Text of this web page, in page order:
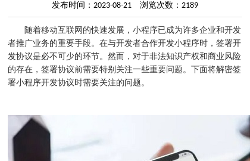
发布时间：2023-08-21 浏览次数：2189
随着移动互联网的快速发展，小程序已成为许多企业和开发
者推广业务的重要手段。在与开发者合作开发小程序时，签署开
发协议是必不可少的环节。然而，对于非法知识产权和商业风险
的存在，签署协议前需要特别关注一些重要问题。下面将解密签
署小程序开发协议时需要关注的问题。